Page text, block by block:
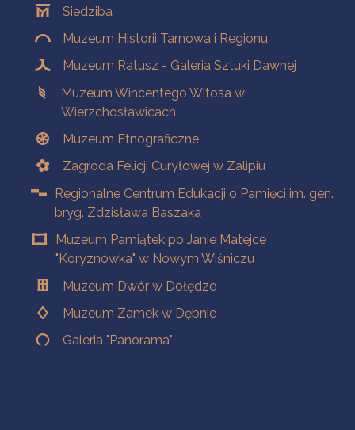
Siedziba
Muzeum Historii Tarnowa i Regionu
Muzeum Ratusz - Galeria Sztuki Dawnej
Muzeum Wincentego Witosa w
Wierzchosławicach
Muzeum Etnograficzne
Zagroda Felicji Curyłowej w Zalipiu
Regionalne Centrum Edukacji o Pamięci im. gen.
bryg. Zdzisława Baszaka
Muzeum Pamiątek po Janie Matejce
"Koryznówka" w Nowym Wiśniczu
Muzeum Dwór w Dołędze
Muzeum Zamek w Dębnie
Galeria "Panorama"